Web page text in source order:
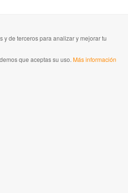
y de terceros para analizar y mejorar tu
que aceptas su uso. Más información